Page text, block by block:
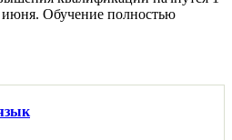
июня. Обучение полностью